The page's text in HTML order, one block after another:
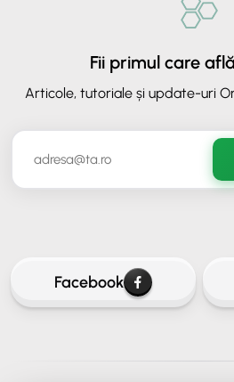
Fii primul care
Articole, tutoriale și update-uri
Facebook
ORAVIO - Asistent AI
Lasă-ne adresa ta de email ca